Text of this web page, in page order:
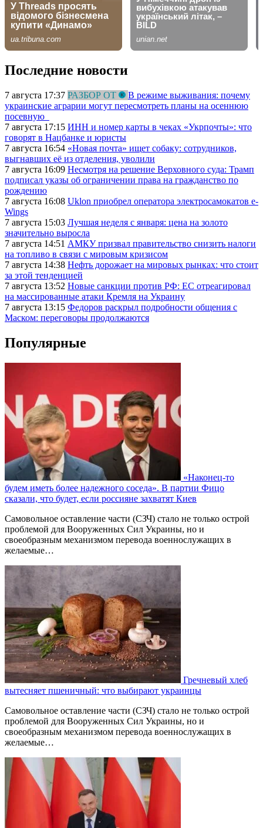
Последние новости
7 августа 17:37 РАЗБОР ОТ
В режиме выживания: почему
украинские аграрии могут пересмотреть планы на осеннюю
посевную
7 августа 17:15 ИНН и номер карты в чеках «Укрпочты»: что
говорят в Нацбанке и юристы
7 августа 16:54 «Новая почта» ищет собаку: сотрудников,
выгнавших её из отделения, уволили
7 августа 16:09 Несмотря на решение Верховного суда: Трамп
подписал указы об ограничении права на гражданство по
рождению
7 августа 16:08 Uklon приобрел оператора электросамокатов e-
Wings
7 августа 15:03 Лучшая неделя с января: цена на золото
значительно выросла
7 августа 14:51 АМКУ призвал правительство снизить налоги
на топливо в связи с мировым кризисом
7 августа 14:38 Нефть дорожает на мировых рынках: что стоит
за этой тенденцией
7 августа 13:52 Новые санкции против РФ: ЕС отреагировал
на массированные атаки Кремля на Украину
7 августа 13:15 Федоров раскрыл подробности общения с
Маском: переговоры продолжаются
Популярные
«Наконец-то
будем иметь более надежного соседа». В партии Фицо
сказали, что будет, если россияне захватят Киев
Самовольное оставление части (СЗЧ) стало не только острой
проблемой для Вооруженных Сил Украины, но и
своеобразным механизмом перевода военнослужащих в
желаемые…
Гречневый хлеб
вытесняет пшеничный: что выбирают украинцы
Самовольное оставление части (СЗЧ) стало не только острой
проблемой для Вооруженных Сил Украины, но и
своеобразным механизмом перевода военнослужащих в
желаемые…